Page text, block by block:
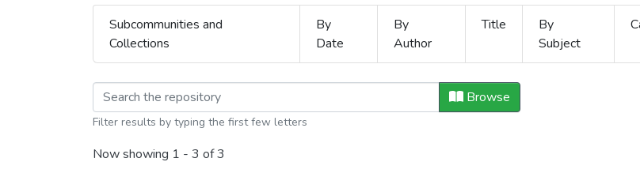
Subcommunities and
Collections
By
Date
By
Author
Title
By
Subject
Browsing Teses e Dissertações by
Browse
Filter results by typing the first few letters
Now showing 1 - 3 of 3